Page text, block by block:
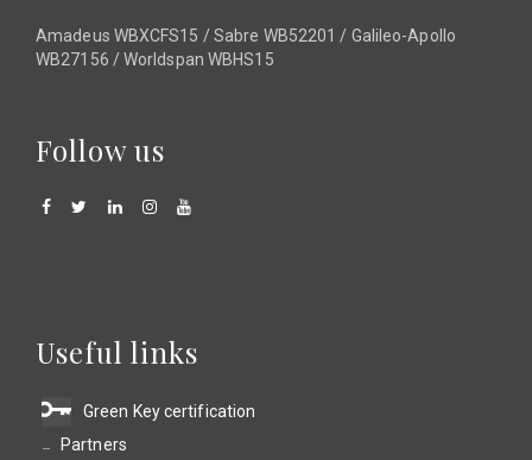
Amadeus WBXCFS15 / Sabre WB52201 / Galileo-Apollo
WB27156 / Worldspan WBHS15
Follow us
Useful links
Green Key certification
Partners